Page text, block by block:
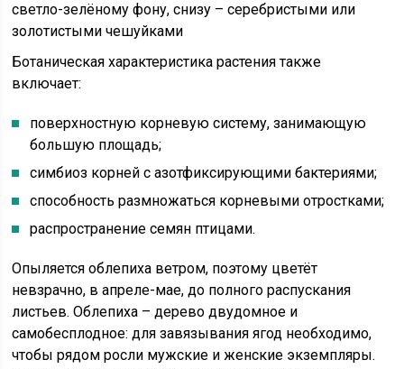
светло-зелёному фону, снизу – серебристыми или
золотистыми чешуйками
Ботаническая характеристика растения также
включает:
поверхностную корневую систему, занимающую
большую площадь;
симбиоз корней с азотфиксирующими бактериями;
способность размножаться корневыми отростками;
распространение семян птицами.
Опыляется облепиха ветром, поэтому цветёт
невзрачно, в апреле-мае, до полного распускания
листьев. Облепиха – дерево двудомное и
самобесплодное: для завязывания ягод необходимо,
чтобы рядом росли мужские и женские экземпляры.